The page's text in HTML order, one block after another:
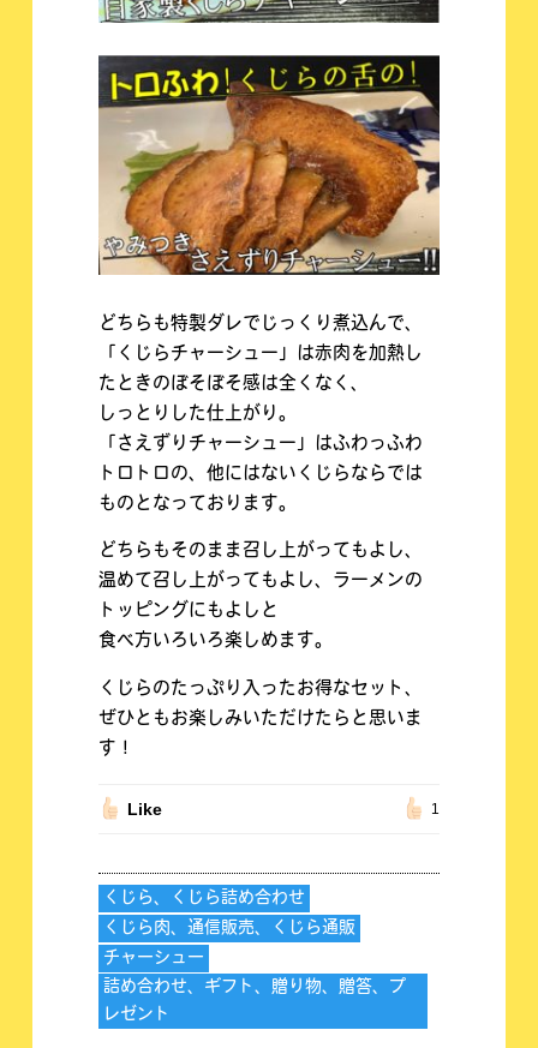
どちらも特製ダレでじっくり煮込んで、
「くじらチャーシュー」は赤肉を加熱し
たときのぼそぼそ感は全くなく、
しっとりした仕上がり。
「さえずりチャーシュー」はふわっふわ
トロトロの、他にはないくじらならでは
ものとなっております。
どちらもそのまま召し上がってもよし、
温めて召し上がってもよし、ラーメンの
トッピングにもよしと
食べ方いろいろ楽しめます。
くじらのたっぷり入ったお得なセット、
ぜひともお楽しみいただけたらと思いま
す！
Like 1
くじら、くじら詰め合わせ
くじら肉、通信販売、くじら通販
チャーシュー
詰め合わせ、ギフト、贈り物、贈答、プ
レゼント